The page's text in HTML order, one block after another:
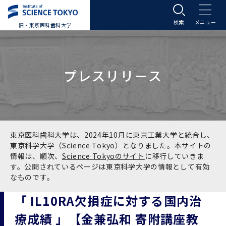
旧・東京医科歯科大学
大学案内トップ
学長メッセージ
基本理念・沿革
基本理念・沿革トップ
沿革
東京医科歯科大学の特色
学問と教育の聖地 湯島に建つ東京医科歯科大
アクセストップ
運営組織
入学案内トップ
大学案内
学部受験生向け「大学案内」（冊子）
学部入学案内トップ
大学院入学案内
学生生活
学生生活トップ
Science Tokyo SPRING (医歯学系)
今後の博士学生向け支援制度について
Science Tokyo BOOST (医歯学系)トップ
CS（クリニシャン・サイエンティスト）養成支
教育研究組織等
教育研究組織等トップ
教育理念トップ
医学部（医学科･保健衛生学科）
大学病院
医科（医系診療部門）
研究・連携トップ
国際交流
プレスリリース
東京医科歯科大学は、2024年10月に東京工業大学と統合し、
東京科学大学（Science Tokyo）となりました。本サイトの
情報は、順次、 Science Tokyoのサイト に移行していきま
す。公開されているページは東京科学大学の情報として有効
なものです。
「 IL10RA欠損症に対する国内治
療成績 」【金兼弘和 寄附講座教